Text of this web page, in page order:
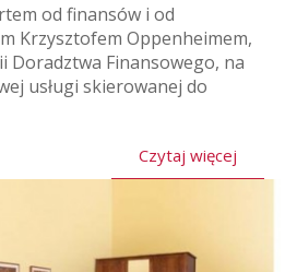
od finansów i od
Krzysztofem Oppenheimem,
Doradztwa Finansowego, na
usługi skierowanej do
Czytaj więcej